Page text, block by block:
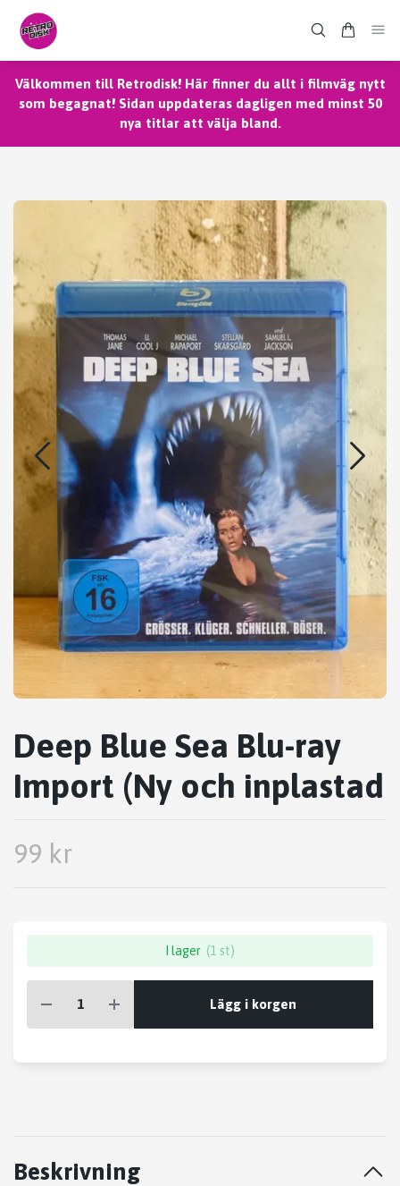
Välkommen till Retrodisk! Här finner du allt i filmväg nytt
som begagnat! Sidan uppdateras dagligen med minst 50
nya titlar att välja bland.
Deep Blue Sea Blu-ray
Import (Ny och inplastad
99 kr
I lager (1 st)
Lägg i korgen
Beskrivning